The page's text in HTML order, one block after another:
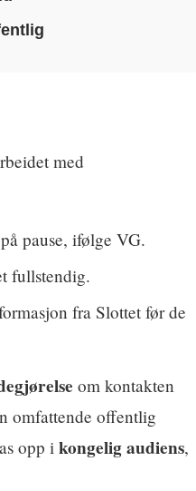
med
pause, ifølge VG.
fullstendig.
fra Slottet før de
om kontakten
omfattende offentlig
opp ikongelig audiens,